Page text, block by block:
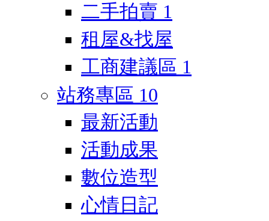
二手拍賣 1
租屋&找屋
工商建議區 1
站務專區 10
最新活動
活動成果
數位造型
心情日記